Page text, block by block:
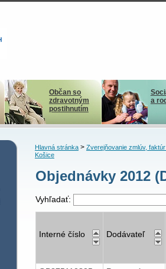
Občan so
zdravotným
postihnutím
a
Hlavná stránka> Zverejňovanie zmlúv,
Košice
Objednávky 2012
Vyhľadať:
Interné číslo Dodávateľ